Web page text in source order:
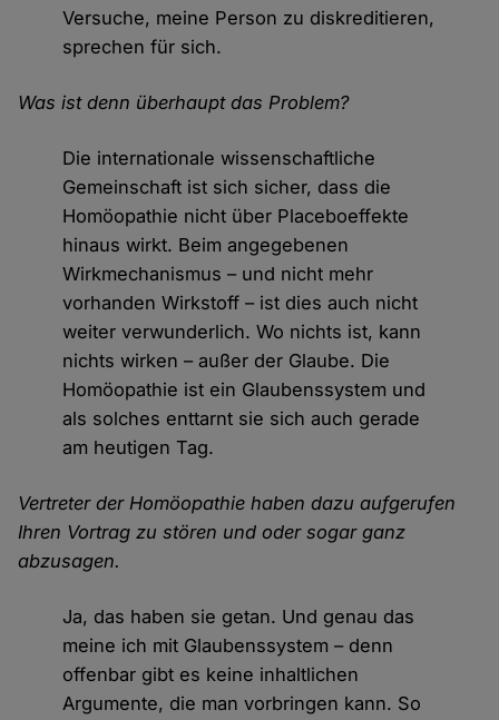
Versuche, meine Person zu diskreditieren,
sprechen für sich.
Was ist denn überhaupt das Problem?
Die internationale wissenschaftliche
Gemeinschaft ist sich sicher, dass die
Homöopathie nicht über Placeboeffekte
hinaus wirkt. Beim angegebenen
Wirkmechanismus – und nicht mehr
vorhanden Wirkstoff – ist dies auch nicht
weiter verwunderlich. Wo nichts ist, kann
nichts wirken – außer der Glaube. Die
Homöopathie ist ein Glaubenssystem und
als solches enttarnt sie sich auch gerade
am heutigen Tag.
Vertreter der Homöopathie haben dazu aufgerufen
Ihren Vortrag zu stören und oder sogar ganz
abzusagen.
Ja, das haben sie getan. Und genau das
meine ich mit Glaubenssystem – denn
offenbar gibt es keine inhaltlichen
Argumente, die man vorbringen kann. So